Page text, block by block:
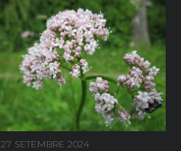
27 SETEMBRE 2024